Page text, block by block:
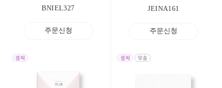
BNIEL327
주문신청
JEINA161
주문신청